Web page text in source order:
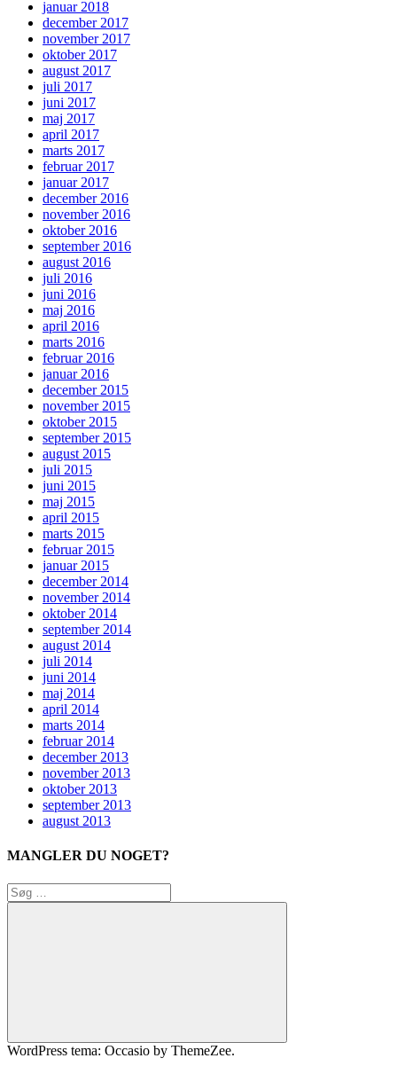
januar 2018
december 2017
november 2017
oktober 2017
august 2017
juli 2017
juni 2017
maj 2017
april 2017
marts 2017
februar 2017
januar 2017
december 2016
november 2016
oktober 2016
september 2016
august 2016
juli 2016
juni 2016
maj 2016
april 2016
marts 2016
februar 2016
januar 2016
december 2015
november 2015
oktober 2015
september 2015
august 2015
juli 2015
juni 2015
maj 2015
april 2015
marts 2015
februar 2015
januar 2015
december 2014
november 2014
oktober 2014
september 2014
august 2014
juli 2014
juni 2014
maj 2014
april 2014
marts 2014
februar 2014
december 2013
november 2013
oktober 2013
september 2013
august 2013
MANGLER DU NOGET?
Søg
efter:
Søg
WordPress tema: Occasio by ThemeZee.